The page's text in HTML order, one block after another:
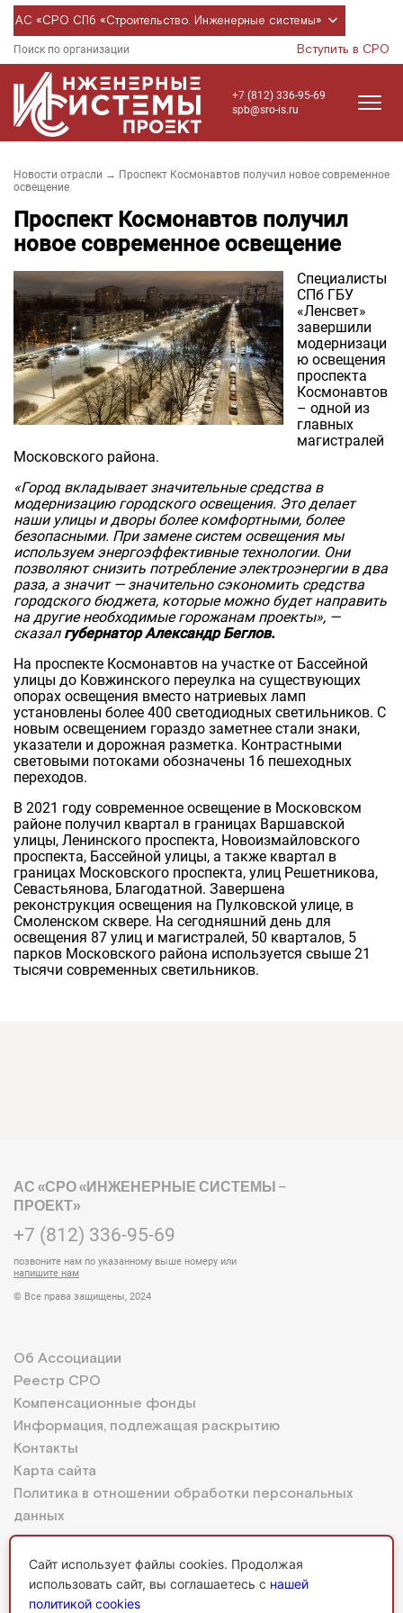
АС «СРО СПб «Строительство. Инженерные системы»
Поиск по организации Вступить в СРО
+7 (812) 336-95-69
spb@sro-is.ru
Новости отрасли → Проспект Космонавтов получил новое современное
освещение
Проспект Космонавтов получил
новое современное освещение
Специалисты
СПб ГБУ
«Ленсвет»
завершили
модернизаци
ю освещения
проспекта
Космонавтов
– одной из
главных
магистралей
Московского района.
«Город вкладывает значительные средства в
модернизацию городского освещения. Это делает
наши улицы и дворы более комфортными, более
безопасными. При замене систем освещения мы
используем энергоэффективные технологии. Они
позволяют снизить потребление электроэнергии в два
раза, а значит — значительно сэкономить средства
городского бюджета, которые можно будет направить
на другие необходимые горожанам проекты», —
сказал губернатор Александр Беглов.
На проспекте Космонавтов на участке от Бассейной
улицы до Ковжинского переулка на существующих
опорах освещения вместо натриевых ламп
установлены более 400 светодиодных светильников. С
новым освещением гораздо заметнее стали знаки,
указатели и дорожная разметка. Контрастными
световыми потоками обозначены 16 пешеходных
переходов.
В 2021 году современное освещение в Московском
районе получил квартал в границах Варшавской
улицы, Ленинского проспекта, Новоизмайловского
проспекта, Бассейной улицы, а также квартал в
границах Московского проспекта, улиц Решетникова,
Севастьянова, Благодатной. Завершена
реконструкция освещения на Пулковской улице, в
Смоленском сквере. На сегодняшний день для
освещения 87 улиц и магистралей, 50 кварталов, 5
парков Московского района используется свыше 21
тысячи современных светильников.
АС «СРО «ИНЖЕНЕРНЫЕ СИСТЕМЫ –
ПРОЕКТ»
+7 (812) 336-95-69
позвоните нам по указанному выше номеру или
напишите нам
© Все права защищены, 2024
Об Ассоциации
Реестр СРО
Компенсационные фонды
Информация, подлежащая раскрытию
Контакты
Карта сайта
Политика в отношении обработки персональных
данных
Личный кабинет
Сайт использует файлы cookies. Продолжая
использовать сайт, вы соглашаетесь с нашей
политикой cookies